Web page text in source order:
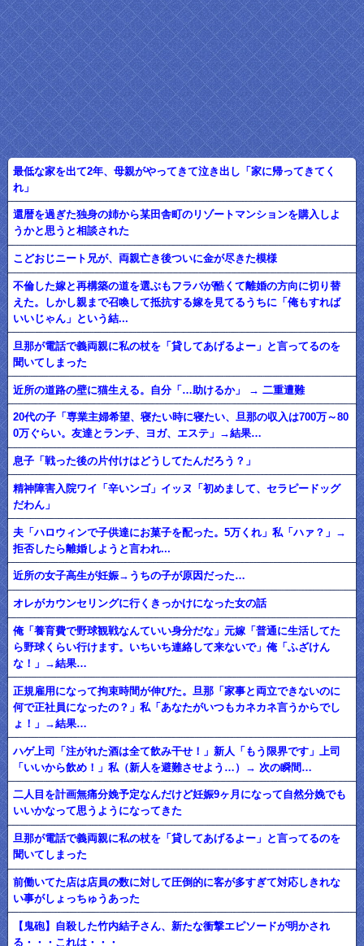
最低な家を出て2年、母親がやってきて泣き出し「家に帰ってきてく
れ」
還暦を過ぎた独身の姉から某田舎町のリゾートマンションを購入しよ
うかと思うと相談された
こどおじニート兄が、両親亡き後ついに金が尽きた模様
不倫した嫁と再構築の道を選ぶもフラバが酷くて離婚の方向に切り替
えた。しかし親まで召喚して抵抗する嫁を見てるうちに「俺もすれば
いいじゃん」という結...
旦那が電話で義両親に私の杖を「貸してあげるよー」と言ってるのを
聞いてしまった
近所の道路の壁に猫生える。自分「…助けるか」 → 二重遭難
20代の子「専業主婦希望、寝たい時に寝たい、旦那の収入は700万～80
0万ぐらい。友達とランチ、ヨガ、エステ」→結果…
息子「戦った後の片付けはどうしてたんだろう？」
精神障害入院ワイ「辛いンゴ」イッヌ「初めまして、セラピードッグ
だわん」
夫「ハロウィンで子供達にお菓子を配った。5万くれ」私「ハァ？」→
拒否したら離婚しようと言われ...
近所の女子高生が妊娠→うちの子が原因だった…
オレがカウンセリングに行くきっかけになった女の話
俺「養育費で野球観戦なんていい身分だな」元嫁「普通に生活してた
ら野球くらい行けます。いちいち連絡して来ないで」俺「ふざけん
な！」→結果…
正規雇用になって拘束時間が伸びた。旦那「家事と両立できないのに
何で正社員になったの？」私「あなたがいつもカネカネ言うからでし
ょ！」→結果…
ハゲ上司「注がれた酒は全て飲み干せ！」新人「もう限界です」上司
「いいから飲め！」私（新人を避難させよう…）→ 次の瞬間…
二人目を計画無痛分娩予定なんだけど妊娠9ヶ月になって自然分娩でも
いいかなって思うようになってきた
旦那が電話で義両親に私の杖を「貸してあげるよー」と言ってるのを
聞いてしまった
前働いてた店は店員の数に対して圧倒的に客が多すぎて対応しきれな
い事がしょっちゅうあった
【鬼砲】自殺した竹内結子さん、新たな衝撃エピソードが明かされ
る・・・これは・・・